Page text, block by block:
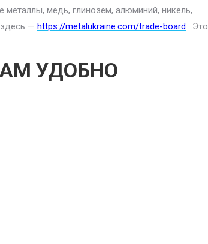
металлы, медь, глинозем, алюминий, никель,
— https://metalukraine.com/trade-board . Это
УДОБНО